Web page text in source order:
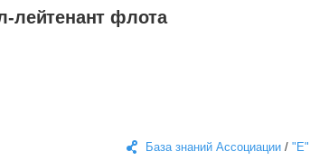
лейтенант флота
База знаний Ассоциации/ "Е"